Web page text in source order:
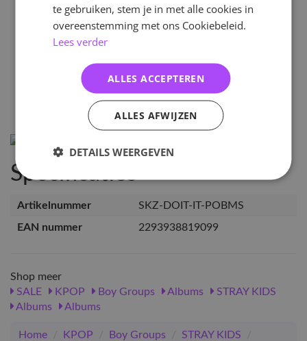
Specificaties
Artikelnummer
SKZ-DOIT-IT-POBMS
EAN nummer
2293938819099
Shop meer
SALE
KPOP Boy Groups Albums
STRAY KIDS
Albums
Albums
Home / KPOP / Boy Groups / STRAY KIDS
/
te gebruiken, stem je in met alle cookies in
overeenstemming met ons Cookiebeleid.
Lees verder
ALLES ACCEPTEREN
ALLES AFWIJZEN
DETAILS WEERGEVEN